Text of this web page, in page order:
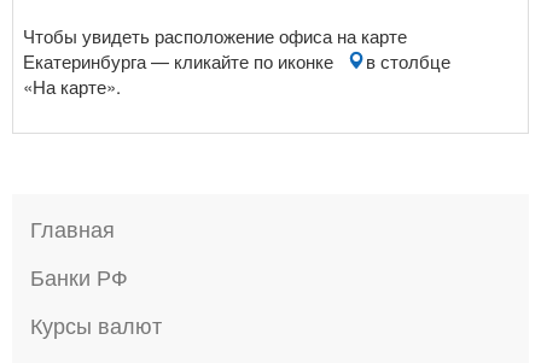
Чтобы увидеть расположение офиса на карте
Екатеринбурга — кликайте по иконке
в столбце
«На карте».
Главная
Банки РФ
Курсы валют